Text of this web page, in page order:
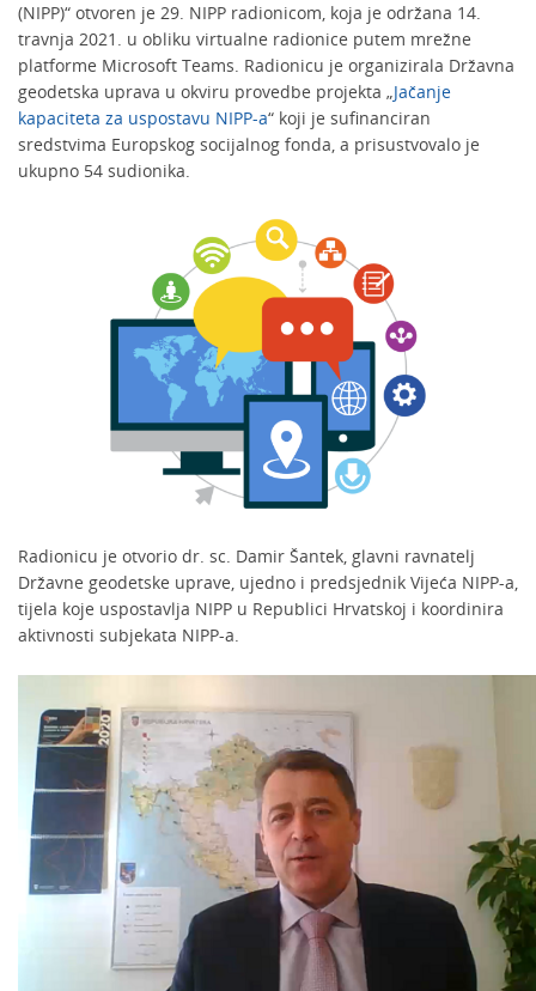
(NIPP)“ otvoren je 29. NIPP radionicom, koja je održana 14.
travnja 2021. u obliku virtualne radionice putem mrežne
platforme Microsoft Teams. Radionicu je organizirala Državna
geodetska uprava u okviru provedbe projekta „Jačanje
kapaciteta za uspostavu NIPP-a“ koji je sufinanciran
sredstvima Europskog socijalnog fonda, a prisustvovalo je
ukupno 54 sudionika.
Radionicu je otvorio dr. sc. Damir Šantek, glavni ravnatelj
Državne geodetske uprave, ujedno i predsjednik Vijeća NIPP-a,
tijela koje uspostavlja NIPP u Republici Hrvatskoj i koordinira
aktivnosti subjekata NIPP-a.